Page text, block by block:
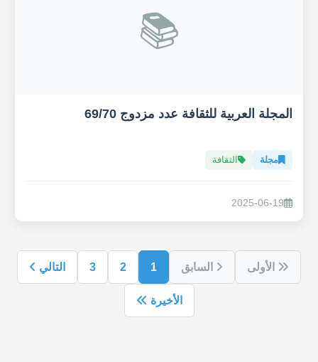
📚
المجلة العربية للثقافة عدد مزدوج 69/70
مجلة الثقافة
2025-06-19
الأولى السابق 1
2
3 التالي
الأخيرة